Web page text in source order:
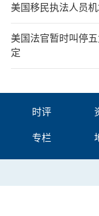
美国移民执法人员
美国法官暂时叫停
定
时评
专栏